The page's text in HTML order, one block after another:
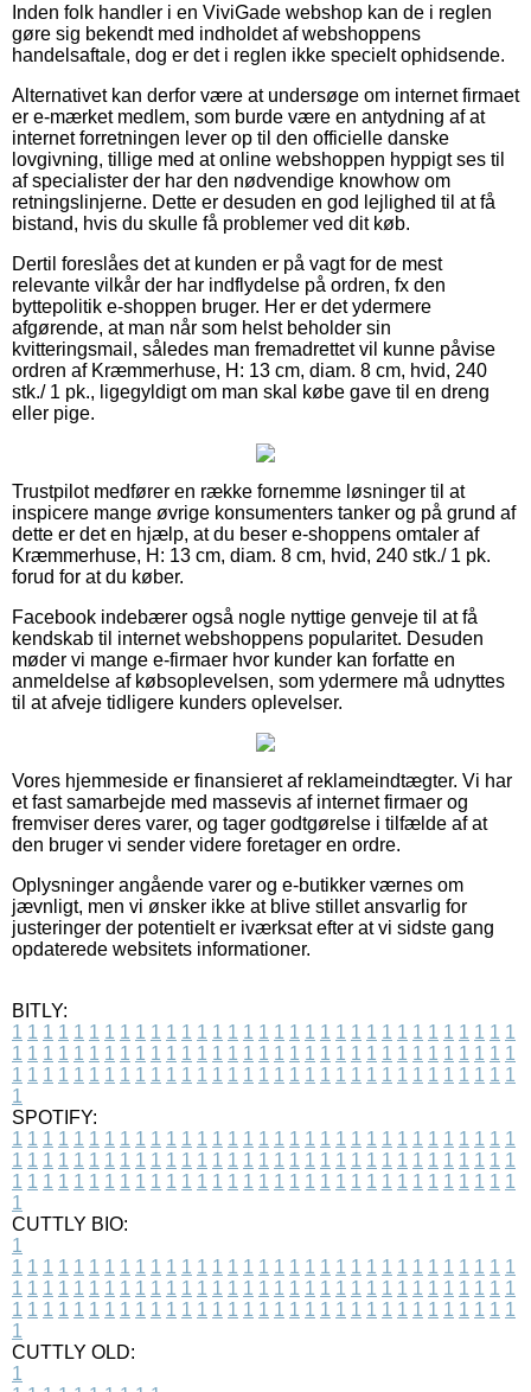
Inden folk handler i en ViviGade webshop kan de i reglen
gøre sig bekendt med indholdet af webshoppens
handelsaftale, dog er det i reglen ikke specielt ophidsende.
Alternativet kan derfor være at undersøge om internet firmaet
er e-mærket medlem, som burde være en antydning af at
internet forretningen lever op til den officielle danske
lovgivning, tillige med at online webshoppen hyppigt ses til
af specialister der har den nødvendige knowhow om
retningslinjerne. Dette er desuden en god lejlighed til at få
bistand, hvis du skulle få problemer ved dit køb.
Dertil foreslåes det at kunden er på vagt for de mest
relevante vilkår der har indflydelse på ordren, fx den
byttepolitik e-shoppen bruger. Her er det ydermere
afgørende, at man når som helst beholder sin
kvitteringsmail, således man fremadrettet vil kunne påvise
ordren af Kræmmerhuse, H: 13 cm, diam. 8 cm, hvid, 240
stk./ 1 pk., ligegyldigt om man skal købe gave til en dreng
eller pige.
Trustpilot medfører en række fornemme løsninger til at
inspicere mange øvrige konsumenters tanker og på grund af
dette er det en hjælp, at du beser e-shoppens omtaler af
Kræmmerhuse, H: 13 cm, diam. 8 cm, hvid, 240 stk./ 1 pk.
forud for at du køber.
Facebook indebærer også nogle nyttige genveje til at få
kendskab til internet webshoppens popularitet. Desuden
møder vi mange e-firmaer hvor kunder kan forfatte en
anmeldelse af købsoplevelsen, som ydermere må udnyttes
til at afveje tidligere kunders oplevelser.
Vores hjemmeside er finansieret af reklameindtægter. Vi har
et fast samarbejde med massevis af internet firmaer og
fremviser deres varer, og tager godtgørelse i tilfælde af at
den bruger vi sender videre foretager en ordre.
Oplysninger angående varer og e-butikker værnes om
jævnligt, men vi ønsker ikke at blive stillet ansvarlig for
justeringer der potentielt er iværksat efter at vi sidste gang
opdaterede websitets informationer.
BITLY:
1 1 1 1 1 1 1 1 1 1 1 1 1 1 1 1 1 1 1 1 1 1 1 1 1 1 1 1 1 1 1 1 1
1 1 1 1 1 1 1 1 1 1 1 1 1 1 1 1 1 1 1 1 1 1 1 1 1 1 1 1 1 1 1 1 1
1 1 1 1 1 1 1 1 1 1 1 1 1 1 1 1 1 1 1 1 1 1 1 1 1 1 1 1 1 1 1 1 1
1
SPOTIFY:
1 1 1 1 1 1 1 1 1 1 1 1 1 1 1 1 1 1 1 1 1 1 1 1 1 1 1 1 1 1 1 1 1
1 1 1 1 1 1 1 1 1 1 1 1 1 1 1 1 1 1 1 1 1 1 1 1 1 1 1 1 1 1 1 1 1
1 1 1 1 1 1 1 1 1 1 1 1 1 1 1 1 1 1 1 1 1 1 1 1 1 1 1 1 1 1 1 1 1
1
CUTTLY BIO:
1
1 1 1 1 1 1 1 1 1 1 1 1 1 1 1 1 1 1 1 1 1 1 1 1 1 1 1 1 1 1 1 1 1
1 1 1 1 1 1 1 1 1 1 1 1 1 1 1 1 1 1 1 1 1 1 1 1 1 1 1 1 1 1 1 1 1
1 1 1 1 1 1 1 1 1 1 1 1 1 1 1 1 1 1 1 1 1 1 1 1 1 1 1 1 1 1 1 1 1
1
CUTTLY OLD:
1